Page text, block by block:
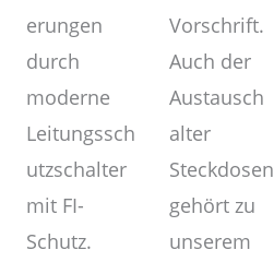
erungen
durch
moderne
Leitungssch
utzschalter
mit FI-
Schutz.
Vorschrift.
Auch der
Austausch
alter
Steckdosen
gehört zu
unserem